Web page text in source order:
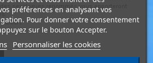
sexologues renommés vous apporteront
ADULTE
préférences en analysant vos
Pour donner votre consentement
sur le bouton Accepter.
Personnaliser les cookies